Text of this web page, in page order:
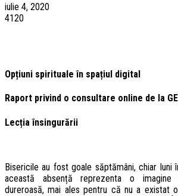
iulie 4, 2020
4120
Opțiuni spirituale în spațiul digital
Raport privind o consultare online de la
Lecția însingurării
Bisericile au fost goale săptămâni, chiar luni
această absență reprezenta o
dureroasă, mai ales pentru că nu a existat